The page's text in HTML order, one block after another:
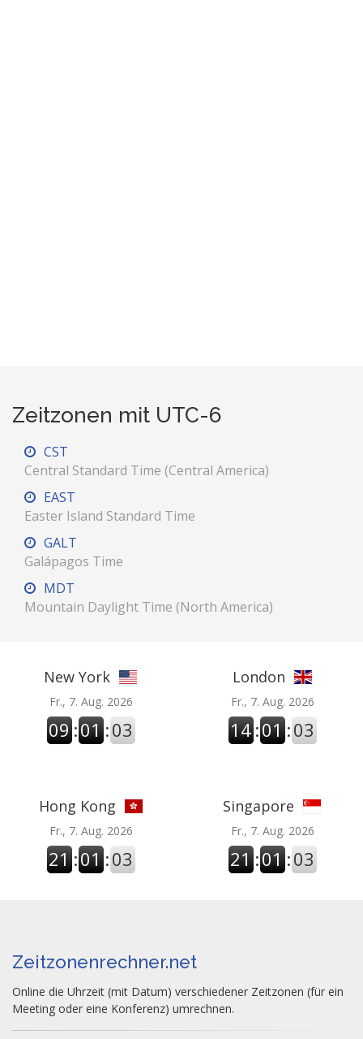
Zeitzonen mit UTC-6
CST
Central Standard Time (Central America)
EAST
Easter Island Standard Time
GALT
Galápagos Time
MDT
Mountain Daylight Time (North America)
New York
Fr., 7. Aug. 2026
09 :01 :03
London
Fr., 7. Aug. 2026
14 :01 :03
Hong Kong
Fr., 7. Aug. 2026
21 :01 :03
Singapore
Fr., 7. Aug. 2026
21 :01 :03
Zeitzonenrechner.net
Online die Uhrzeit (mit Datum) verschiedener Zeitzonen (für ein
Meeting oder eine Konferenz) umrechnen.